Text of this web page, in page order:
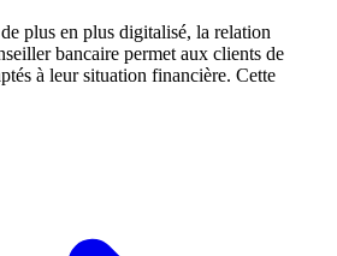
plus en plus digitalisé, la relation
bancaire permet aux clients de
à leur situation financière. Cette